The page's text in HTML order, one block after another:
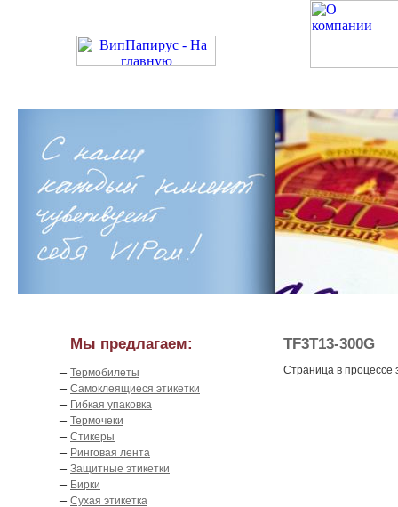
Мы предлагаем:
– Термобилеты
– Самоклеящиеся этикетки
– Гибкая упаковка
– Термочеки
– Стикеры
– Ринговая лента
– Защитные этикетки
– Бирки
– Сухая этикетка
TF3T13-300G
Страница в процессе